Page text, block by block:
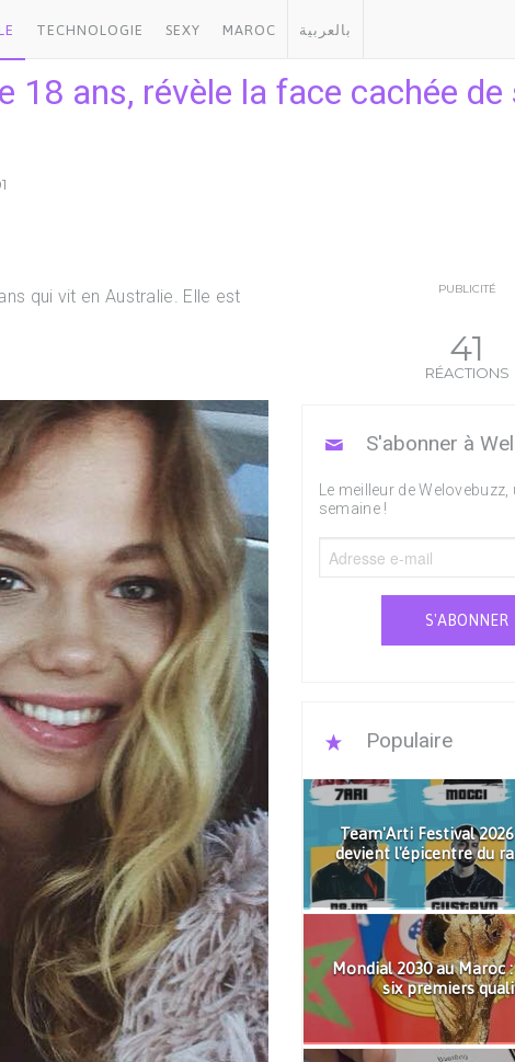
TECHNOLOGIE SEXY MAROC بالعربية
18 ans, révèle la face cachée de
qui vit en Australie. Elle est
PUBLICITÉ
41
RÉACTIONS
S'abonner à
Le meilleur de
semaine !
S'ABONNER
Populaire
Team'Arti Festival
devient l'épicentre du
Mondial 2030 au Maroc
six premiers